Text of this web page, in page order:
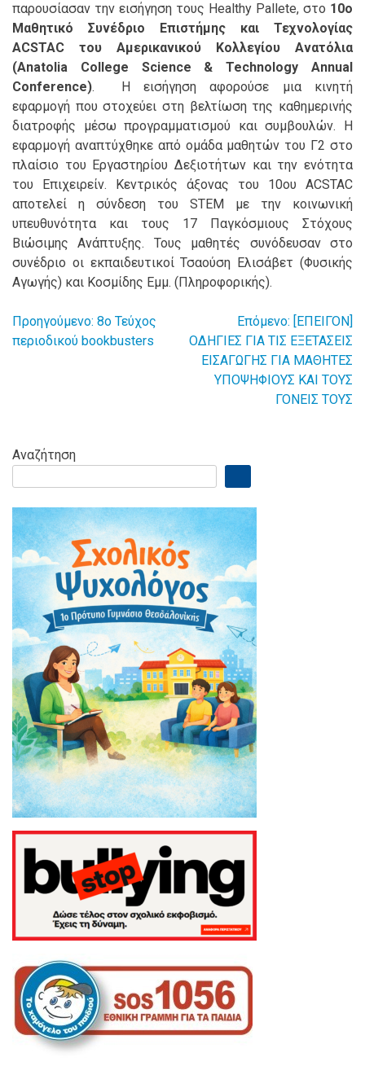
παρουσίασαν την εισήγηση τους Healthy Pallete, στο 10ο
Μαθητικό Συνέδριο Επιστήμης και Τεχνολογίας
ACSTAC του Αμερικανικού Κολλεγίου Ανατόλια
(Anatolia College Science & Technology Annual
Conference). Η εισήγηση αφορούσε μια κινητή
εφαρμογή που στοχεύει στη βελτίωση της καθημερινής
διατροφής μέσω προγραμματισμού και συμβουλών. Η
εφαρμογή αναπτύχθηκε από ομάδα μαθητών του Γ2 στο
πλαίσιο του Εργαστηρίου Δεξιοτήτων και την ενότητα
του Επιχειρείν. Κεντρικός άξονας του 10ου ACSTAC
αποτελεί η σύνδεση του STEM με την κοινωνική
υπευθυνότητα και τους 17 Παγκόσμιους Στόχους
Βιώσιμης Ανάπτυξης. Τους μαθητές συνόδευσαν στο
συνέδριο οι εκπαιδευτικοί Τσαούση Ελισάβετ (Φυσικής
Αγωγής) και Κοσμίδης Εμμ. (Πληροφορικής).
Πλοήγηση
Προηγούμενο: 8o Τεύχος
περιοδικού bookbusters
Επόμενο:
[ΕΠΕΙΓΟΝ]
ΟΔΗΓΙΕΣ ΓΙΑ ΤΙΣ ΕΞΕΤΑΣΕΙΣ
ΕΙΣΑΓΩΓΗΣ ΓΙΑ ΜΑΘΗΤΕΣ
ΥΠΟΨΗΦΙΟΥΣ ΚΑΙ ΤΟΥΣ
ΓΟΝΕΙΣ ΤΟΥΣ
Αναζήτηση